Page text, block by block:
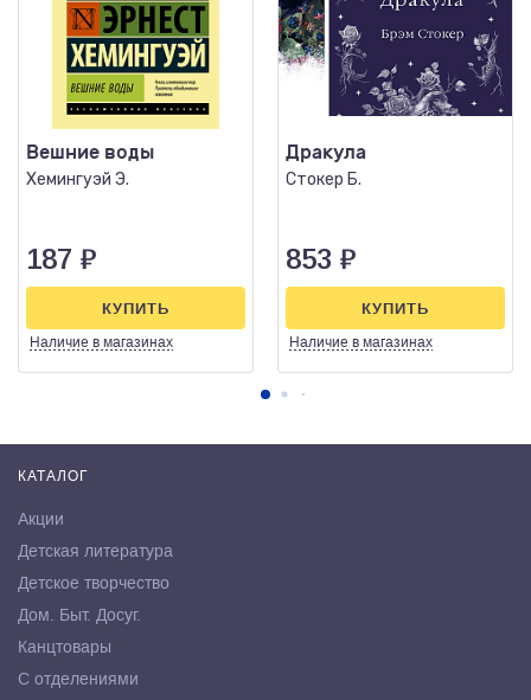
Вешние воды
Хемингуэй Э.
187 ₽
Наличие в магазинах
КУПИТЬ
Дракула
Стокер Б.
853 ₽
Наличие в магазинах
КУПИТЬ
КАТАЛОГ
Акции
Детская литература
Детское творчество
Дом. Быт. Досуг.
Канцтовары
С отделениями